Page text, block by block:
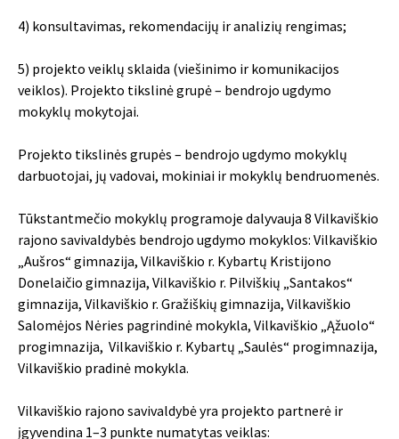
4) konsultavimas, rekomendacijų ir analizių rengimas;
5) projekto veiklų sklaida (viešinimo ir komunikacijos
veiklos). Projekto tikslinė grupė – bendrojo ugdymo
mokyklų mokytojai.
Projekto tikslinės grupės – bendrojo ugdymo mokyklų
darbuotojai, jų vadovai, mokiniai ir mokyklų bendruomenės.
Tūkstantmečio mokyklų programoje dalyvauja 8 Vilkaviškio
rajono savivaldybės bendrojo ugdymo mokyklos: Vilkaviškio
„Aušros“ gimnazija, Vilkaviškio r. Kybartų Kristijono
Donelaičio gimnazija, Vilkaviškio r. Pilviškių „Santakos“
gimnazija, Vilkaviškio r. Gražiškių gimnazija, Vilkaviškio
Salomėjos Nėries pagrindinė mokykla, Vilkaviškio „Ąžuolo“
progimnazija, Vilkaviškio r. Kybartų „Saulės“ progimnazija,
Vilkaviškio pradinė mokykla.
Vilkaviškio rajono savivaldybė yra projekto partnerė ir
įgyvendina 1–3 punkte numatytas veiklas: